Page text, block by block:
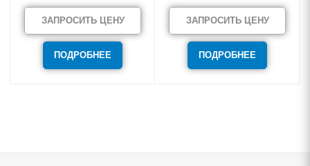
ЗАПРОСИТЬ ЦЕНУ
ПОДРОБНЕЕ
ЗАПРОСИТЬ ЦЕНУ
ПОДРОБНЕЕ